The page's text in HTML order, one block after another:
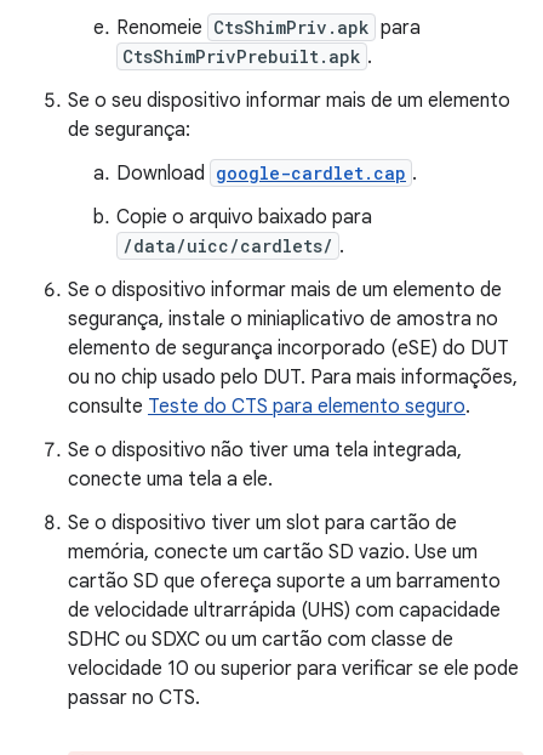
Renomeie CtsShimPriv.apk para
CtsShimPrivPrebuilt.apk .
Se o seu dispositivo informar mais de um elemento
de segurança:
Download google-cardlet.cap .
Copie o arquivo baixado para
/data/uicc/cardlets/ .
Se o dispositivo informar mais de um elemento de
segurança, instale o miniaplicativo de amostra no
elemento de segurança incorporado (eSE) do DUT
ou no chip usado pelo DUT. Para mais informações,
consulte Teste do CTS para elemento seguro.
Se o dispositivo não tiver uma tela integrada,
conecte uma tela a ele.
Se o dispositivo tiver um slot para cartão de
memória, conecte um cartão SD vazio. Use um
cartão SD que ofereça suporte a um barramento
de velocidade ultrarrápida (UHS) com capacidade
SDHC ou SDXC ou um cartão com classe de
velocidade 10 ou superior para verificar se ele pode
passar no CTS.